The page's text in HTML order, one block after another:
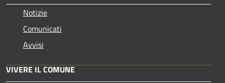
Notizie
Comunicati
Avvisi
VIVERE IL COMUNE